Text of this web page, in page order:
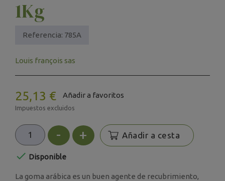
1Kg
Referencia: 785A
Louis françois sas
25,13 € Añadir a favoritos
Impuestos excluidos
- + Añadir a cesta
 Disponible
La goma arábica es un buen agente de recubrimiento,